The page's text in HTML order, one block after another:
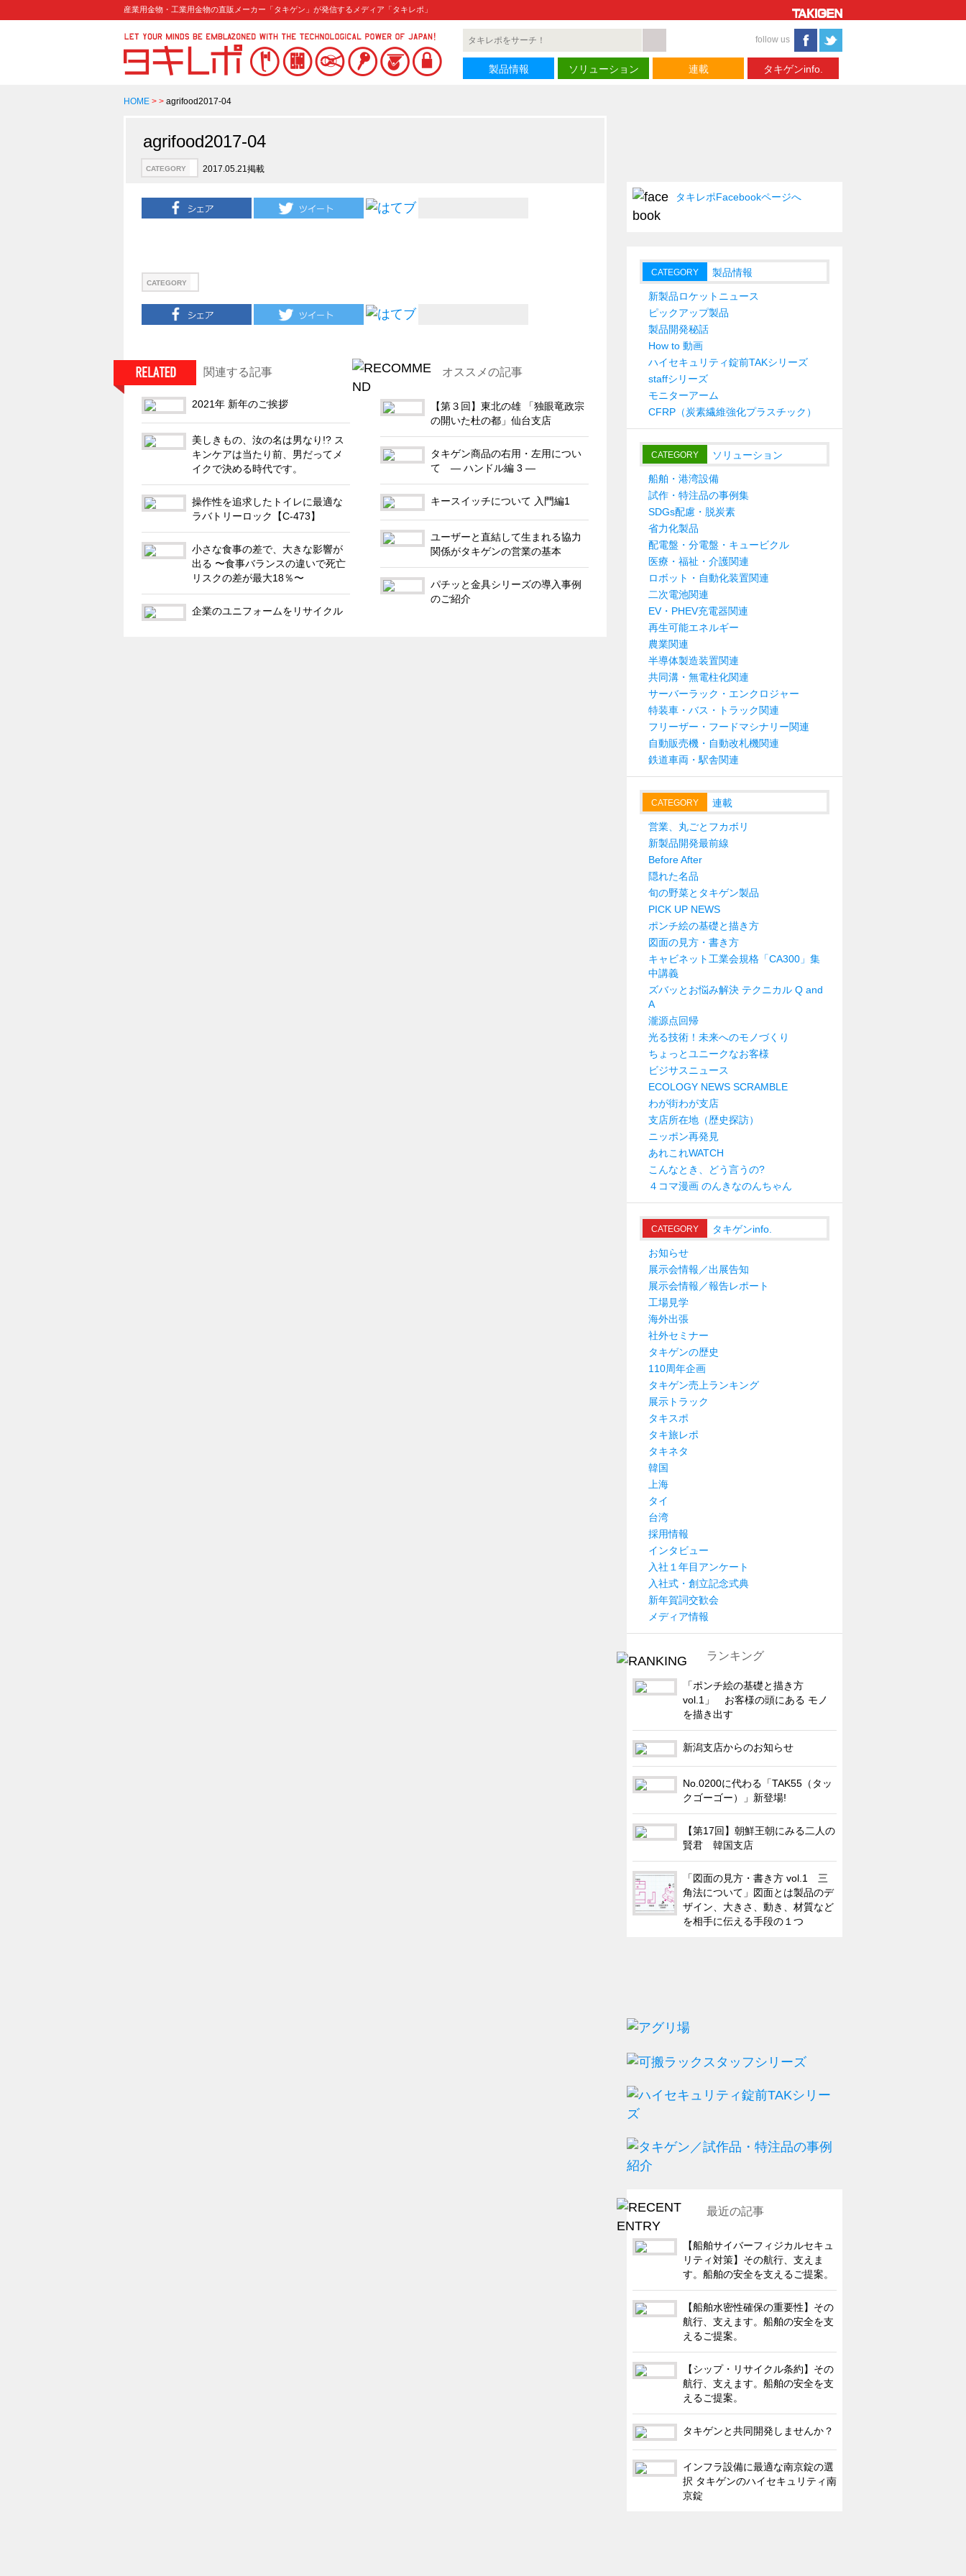
産業用金物・工業用金物の直販メーカー「タキゲン」が発信するメディア「タキレポ」
follow us
製品情報 ソリューション 連載 タキゲンinfo.
HOME > > agrifood2017-04
agrifood2017-04
CATEGORY 2017.05.21掲載
CATEGORY
関連する記事
2021年 新年のご挨拶
美しきもの、汝の名は男なり!? ス
キンケアは当たり前、男だってメ
イクで決める時代です。
操作性を追求したトイレに最適な
ラバトリーロック【C-473】
小さな食事の差で、大きな影響が
出る 〜食事バランスの違いで死亡
リスクの差が最大18％〜
企業のユニフォームをリサイクル
オススメの記事
【第３回】東北の雄 「独眼竜政宗
の開いた杜の都」仙台支店
タキゲン商品の右用・左用につい
て ― ハンドル編 3 ―
キースイッチについて 入門編1
ユーザーと直結して生まれる協力
関係がタキゲンの営業の基本
パチッと金具シリーズの導入事例
のご紹介
タキレポFacebookページへ
CATEGORY 製品情報
新製品ロケットニュース
ピックアップ製品
製品開発秘話
How to 動画
ハイセキュリティ錠前TAKシリーズ
staffシリーズ
モニターアーム
CFRP（炭素繊維強化プラスチック）
CATEGORY ソリューション
船舶・港湾設備
試作・特注品の事例集
SDGs配慮・脱炭素
省力化製品
配電盤・分電盤・キュービクル
医療・福祉・介護関連
ロボット・自動化装置関連
二次電池関連
EV・PHEV充電器関連
再生可能エネルギー
農業関連
半導体製造装置関連
共同溝・無電柱化関連
サーバーラック・エンクロジャー
特装車・バス・トラック関連
フリーザー・フードマシナリー関連
自動販売機・自動改札機関連
鉄道車両・駅舎関連
CATEGORY 連載
営業、丸ごとフカボリ
新製品開発最前線
Before After
隠れた名品
旬の野菜とタキゲン製品
PICK UP NEWS
ポンチ絵の基礎と描き方
図面の見方・書き方
キャビネット工業会規格「CA300」集
中講義
ズバッとお悩み解決 テクニカル Q and
A
瀧源点回帰
光る技術！未来へのモノづくり
ちょっとユニークなお客様
ビジサスニュース
ECOLOGY NEWS SCRAMBLE
わが街わが支店
支店所在地（歴史探訪）
ニッポン再発見
あれこれWATCH
こんなとき、どう言うの?
４コマ漫画 のんきなのんちゃん
CATEGORY タキゲンinfo.
お知らせ
展示会情報／出展告知
展示会情報／報告レポート
工場見学
海外出張
社外セミナー
タキゲンの歴史
110周年企画
タキゲン売上ランキング
展示トラック
タキスポ
タキ旅レポ
タキネタ
韓国
上海
タイ
台湾
採用情報
インタビュー
入社１年目アンケート
入社式・創立記念式典
新年賀詞交歓会
メディア情報
ランキング
「ポンチ絵の基礎と描き方
vol.1」 お客様の頭にある モノ
を描き出す
新潟支店からのお知らせ
No.0200に代わる「TAK55（タッ
クゴーゴー）」新登場!
【第17回】朝鮮王朝にみる二人の
賢君 韓国支店
「図面の見方・書き方 vol.1 三
角法について」図面とは製品のデ
ザイン、大きさ、動き、材質など
を相手に伝える手段の１つ
最近の記事
【船舶サイバーフィジカルセキュ
リティ対策】その航行、支えま
す。船舶の安全を支えるご提案。
【船舶水密性確保の重要性】その
航行、支えます。船舶の安全を支
えるご提案。
【シップ・リサイクル条約】その
航行、支えます。船舶の安全を支
えるご提案。
タキゲンと共同開発しませんか？
インフラ設備に最適な南京錠の選
択 タキゲンのハイセキュリティ南
京錠